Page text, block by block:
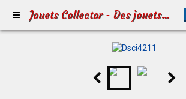
Jouets Collector - Des jouets pour Petits et Grands